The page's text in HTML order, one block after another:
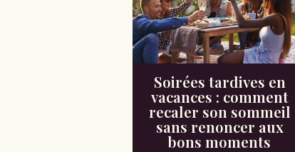
Soirées tardives en
vacances : comment
recaler son sommeil
sans renoncer aux
bons moments